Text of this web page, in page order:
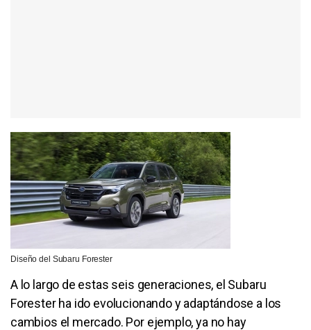
Diseño del Subaru Forester
A lo largo de estas seis generaciones, el Subaru
Forester ha ido evolucionando y adaptándose a los
cambios el mercado. Por ejemplo, ya no hay